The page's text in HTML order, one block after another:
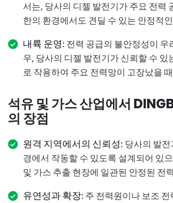
서는, 당사의 디젤 발전기가 주요 전력
한의 환경에서도 견딜 수 있는 안정적
내륙 운영: 전력 공급의 불안정성이 우
우, 당사의 디젤 발전기가 신뢰할 수 있
로 작용하여 주요 전력망이 고장났을
석유 및 가스 산업에서
의 장점
원격 지역에서의 신뢰성: 당사의 발
경에서 작동할 수 있도록 설계되어 있
및 가스 추출 현장에 일관된 안정된 전
유연성과 확장: 주 전력원이나 보조